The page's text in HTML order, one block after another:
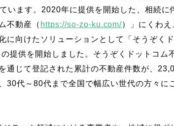
います。2020年に提供を開始した、相続に
不動産（ https://so-zo-ku.com/）」にくわ
に向けたソリューションとして「そうぞく
提供を開始しました。そうぞくドットコム
通じて登記された累計の不動産件数が、
30代～80代まで全国で幅広い世代の方々に